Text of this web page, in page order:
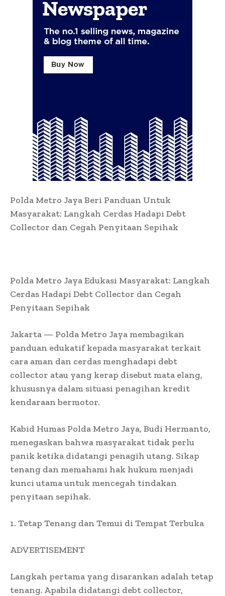
Polda Metro Jaya Beri Panduan Untuk
Masyarakat: Langkah Cerdas Hadapi Debt
Collector dan Cegah Penyitaan Sepihak
Polda Metro Jaya Edukasi Masyarakat: Langkah
Cerdas Hadapi Debt Collector dan Cegah
Penyitaan Sepihak
Jakarta — Polda Metro Jaya membagikan
panduan edukatif kepada masyarakat terkait
cara aman dan cerdas menghadapi debt
collector atau yang kerap disebut mata elang,
khususnya dalam situasi penagihan kredit
kendaraan bermotor.
Kabid Humas Polda Metro Jaya, Budi Hermanto,
menegaskan bahwa masyarakat tidak perlu
panik ketika didatangi penagih utang. Sikap
tenang dan memahami hak hukum menjadi
kunci utama untuk mencegah tindakan
penyitaan sepihak.
1. Tetap Tenang dan Temui di Tempat Terbuka
ADVERTISEMENT
Langkah pertama yang disarankan adalah tetap
tenang. Apabila didatangi debt collector,